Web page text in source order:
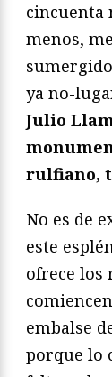
cincuenta
menos,
ya no-
Julio
rulfiano,
No es de
este
ofrece los
embalse
porque lo